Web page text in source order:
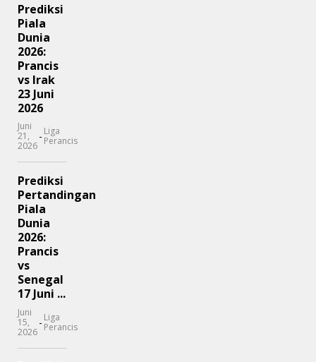
Prediksi
Piala
Dunia
2026:
Prancis
vs Irak
23 Juni
2026
Juni
21,
2026
- Liga
Perancis
Prediksi
Pertandingan
Piala
Dunia
2026:
Prancis
vs
Senegal
17 Juni ...
Juni
15,
2026
- Liga
Perancis